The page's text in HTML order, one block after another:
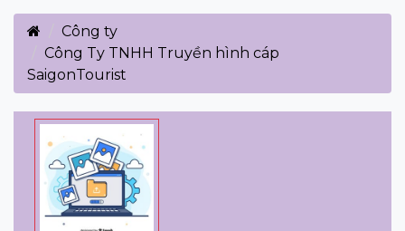
Công ty
Công Ty TNHH Truyền hình cáp
SaigonTourist